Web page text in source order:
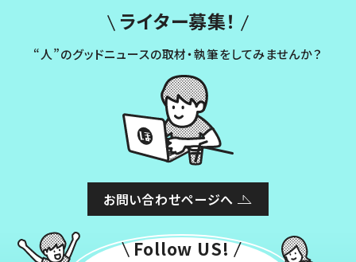
ライター募集！
“人”のグッドニュースの取材・執筆をしてみませんか？
お問い合わせページへ
Follow US!